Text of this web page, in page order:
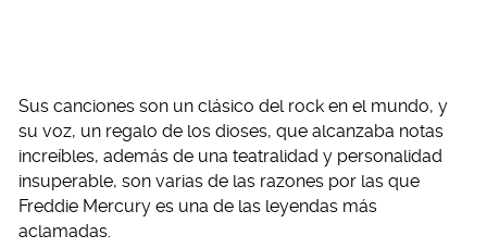
Sus canciones son un clásico del rock en el mundo, y
su voz, un regalo de los dioses, que alcanzaba notas
increíbles, además de una teatralidad y personalidad
insuperable, son varias de las razones por las que
Freddie Mercury es una de las leyendas más
aclamadas.